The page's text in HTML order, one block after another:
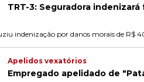
TRT-3: Seguradora
indenização por danos morais de R$
Apelidos vexatórios
Empregado apelidado de